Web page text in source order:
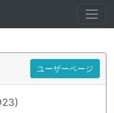
ユーザーページ